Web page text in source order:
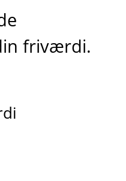
friværdi.